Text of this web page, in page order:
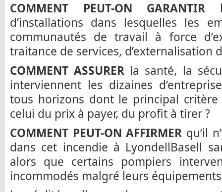
COMMENT PEUT-ON GARANTIR
d’installations dans lesquelles les
communautés de travail à force
traitance de services, d’externalisation
COMMENT ASSURER la santé, la
interviennent les dizaines
tous horizons dont le principal
celui du prix à payer, du profit à tirer ?
COMMENT PEUT-ON AFFIRMER qu’il
dans cet incendie à LyondellBasell
alors que certains pompiers
incommodés malgré leurs